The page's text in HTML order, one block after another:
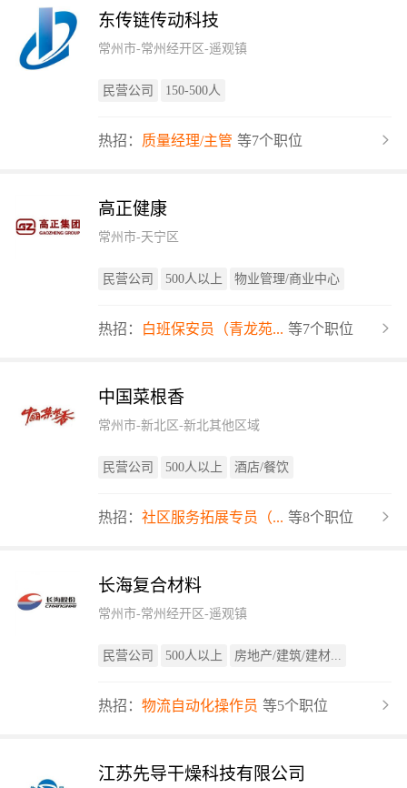
东传链传动科技
常州市-常州经开区-遥观镇
民营公司 150-500人
热招： 质量经理/主管 等7个职位
高正健康
常州市-天宁区
民营公司 500人以上 物业管理/商业中心
热招： 白班保安员（青龙苑... 等7个职位
中国菜根香
常州市-新北区-新北其他区域
民营公司 500人以上 酒店/餐饮
热招： 社区服务拓展专员（... 等8个职位
长海复合材料
常州市-常州经开区-遥观镇
民营公司 500人以上 房地产/建筑/建材...
热招： 物流自动化操作员 等5个职位
江苏先导干燥科技有限公司